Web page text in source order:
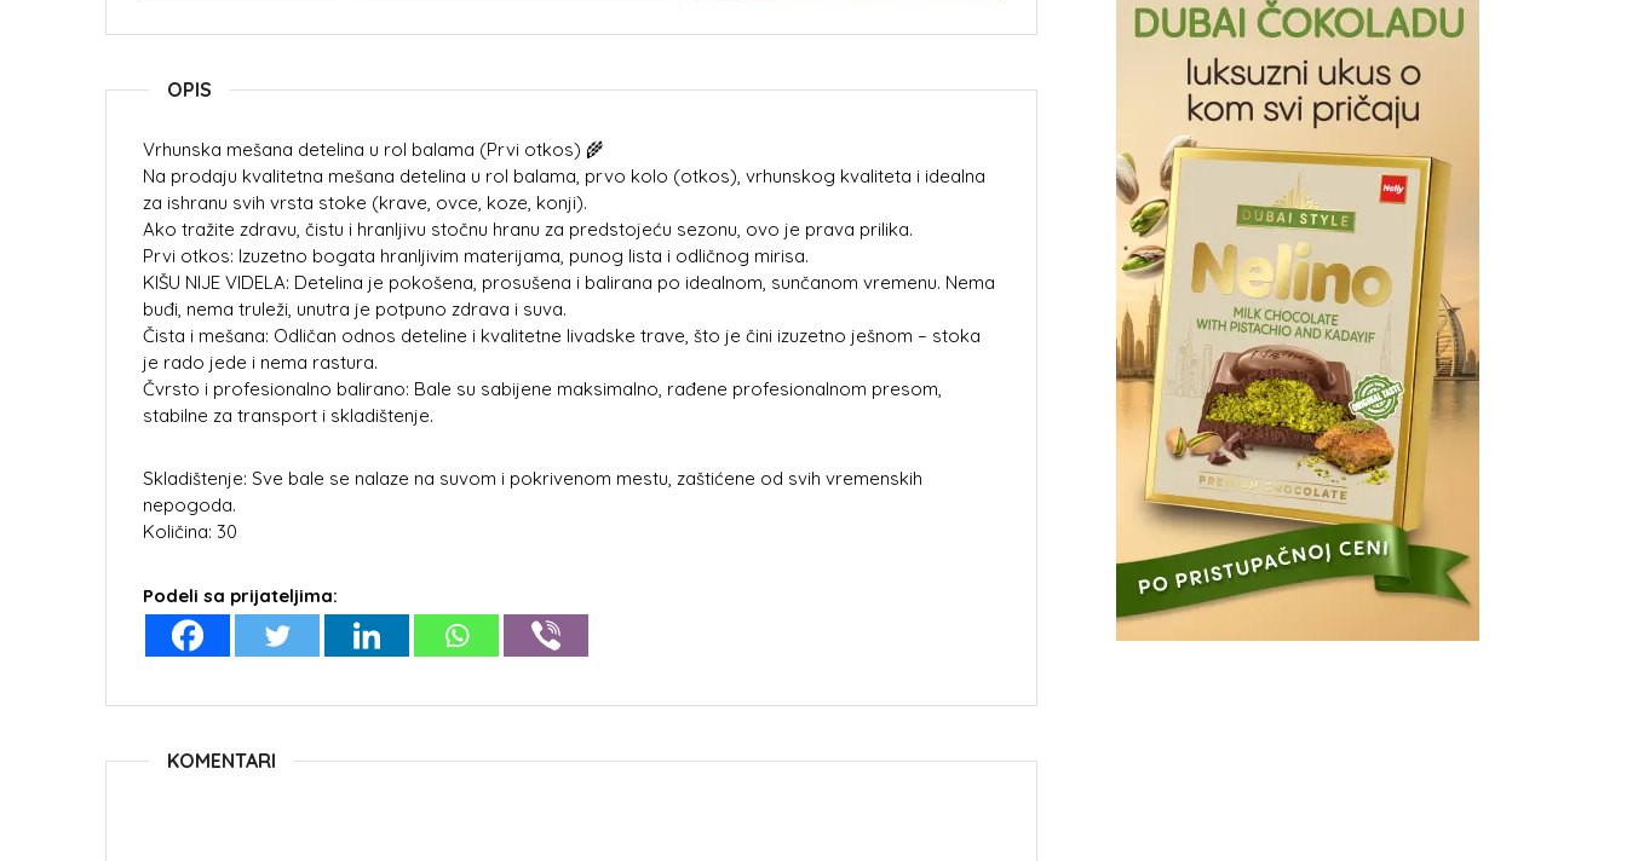
OPIS
Vrhunska mešana detelina u rol balama (Prvi otkos) 🌾
Na prodaju kvalitetna mešana detelina u rol balama, prvo kolo (otkos), vrhunskog kvaliteta i idealna
za ishranu svih vrsta stoke (krave, ovce, koze, konji).
Ako tražite zdravu, čistu i hranljivu stočnu hranu za predstojeću sezonu, ovo je prava prilika.
Prvi otkos: Izuzetno bogata hranljivim materijama, punog lista i odličnog mirisa.
KIŠU NIJE VIDELA: Detelina je pokošena, prosušena i balirana po idealnom, sunčanom vremenu. Nema
buđi, nema truleži, unutra je potpuno zdrava i suva.
Čista i mešana: Odličan odnos deteline i kvalitetne livadske trave, što je čini izuzetno ješnom – stoka
je rado jede i nema rastura.
Čvrsto i profesionalno balirano: Bale su sabijene maksimalno, rađene profesionalnom presom,
stabilne za transport i skladištenje.
Skladištenje: Sve bale se nalaze na suvom i pokrivenom mestu, zaštićene od svih vremenskih
nepogoda.
Količina: 30
Podeli sa prijateljima:
KOMENTARI